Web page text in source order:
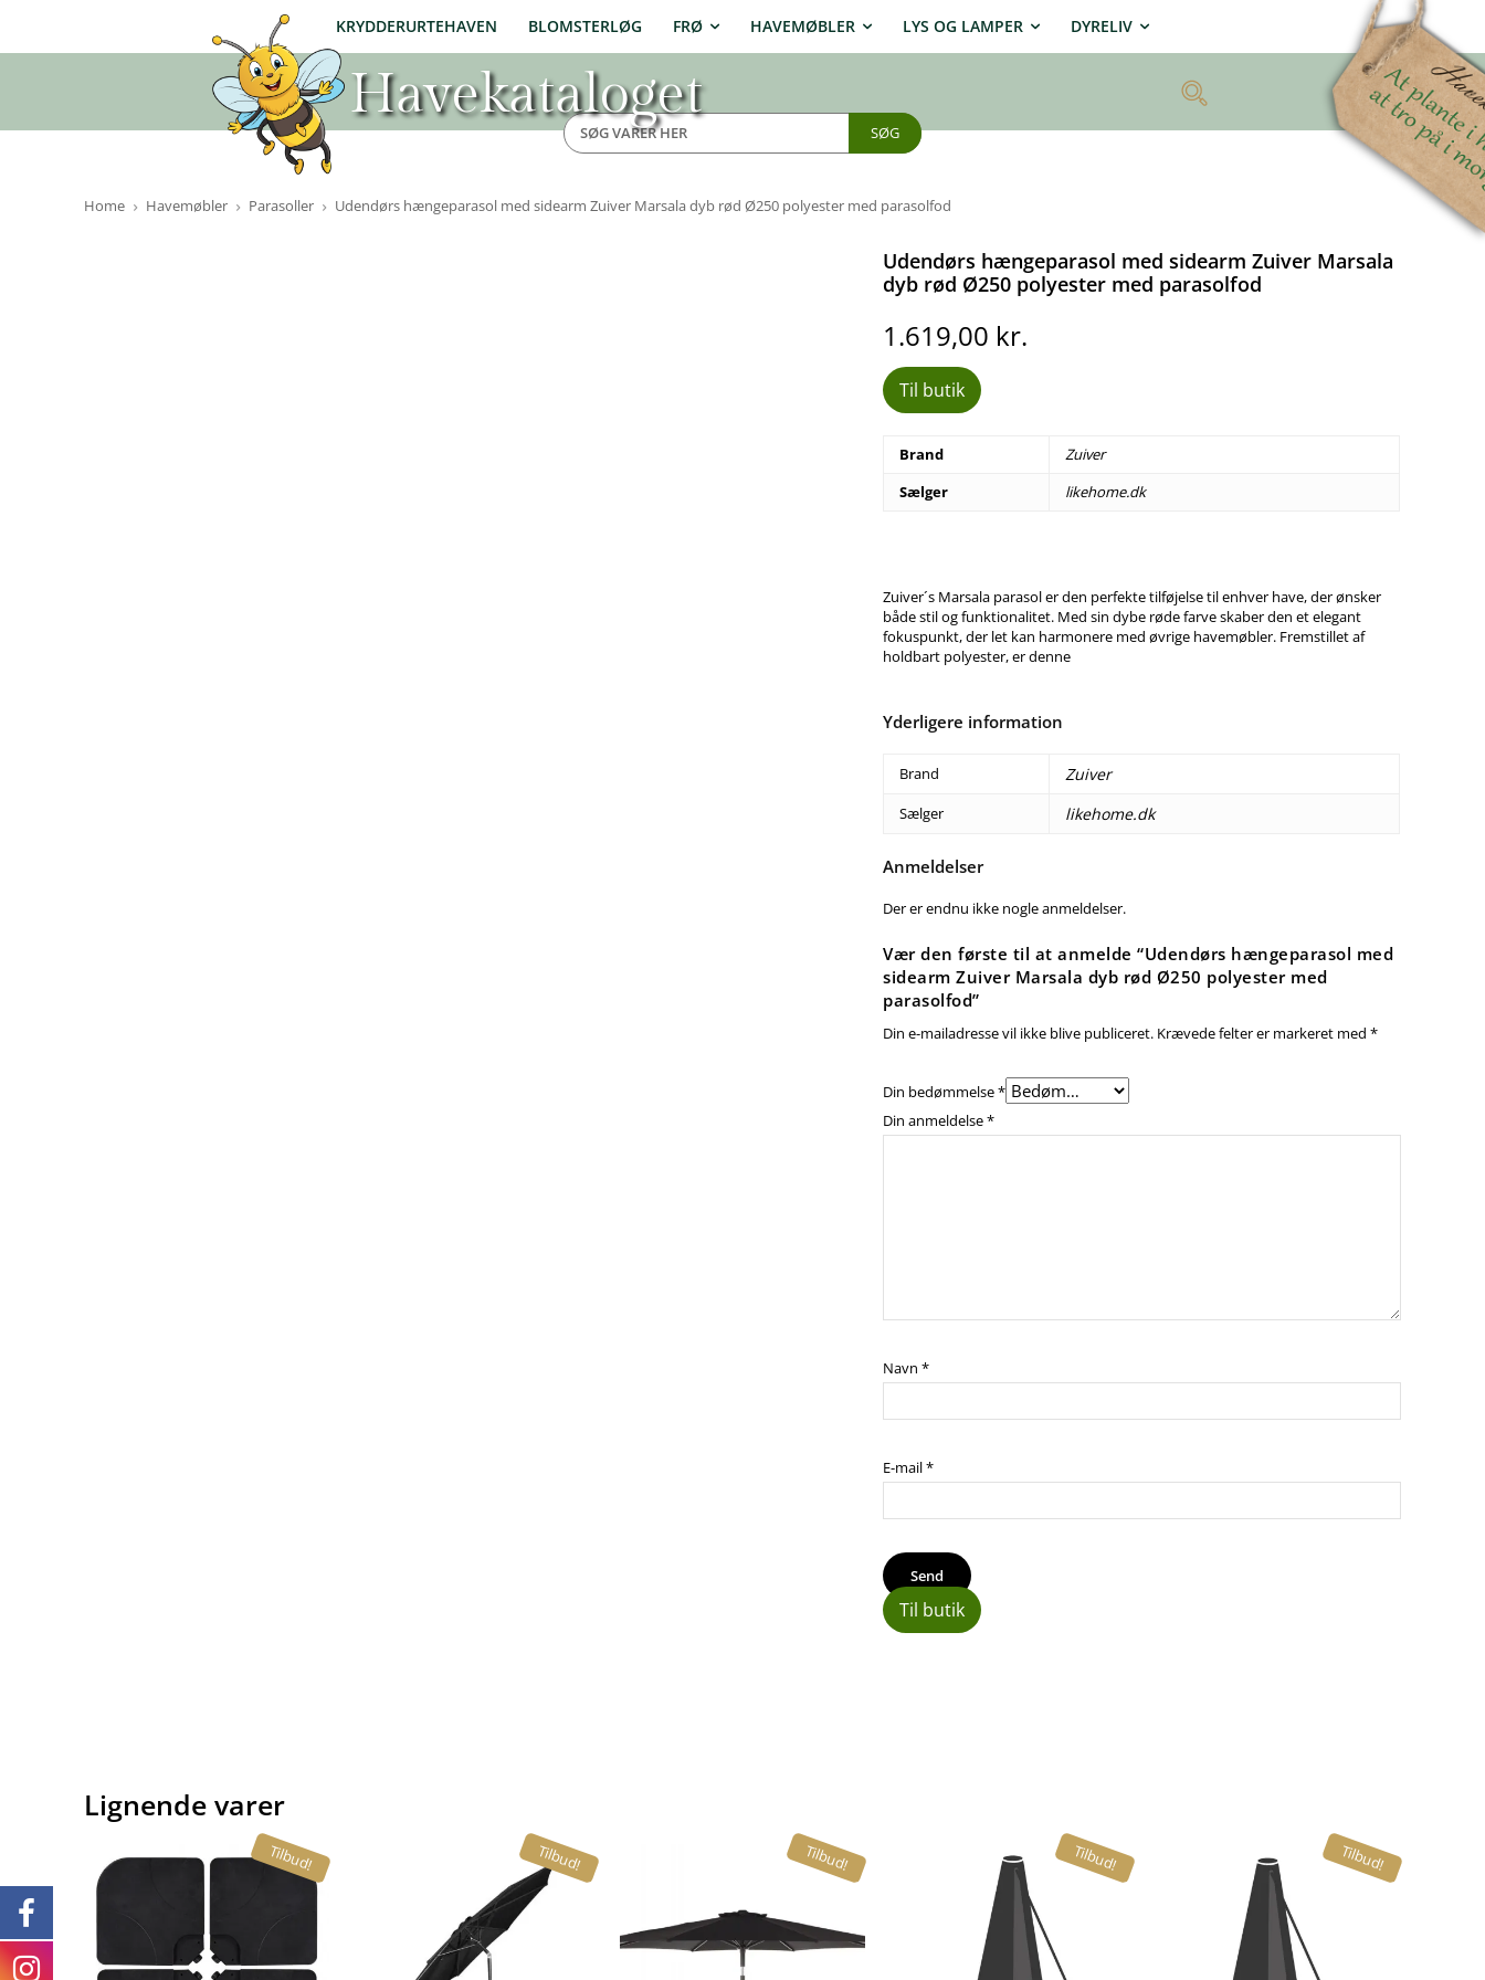
KRYDDERURTEHAVEN BLOMSTERLØG FRØ HAVEMØBLER LYS OG LAMPER DYRELIV
Havekataloget
SØG
Home Havemøbler Parasoller Udendørs hængeparasol med sidearm Zuiver Marsala dyb rød Ø250 polyester med parasolfod
Udendørs hængeparasol med sidearm Zuiver Marsala
dyb rød Ø250 polyester med parasolfod
1.619,00 kr.
Til butik
Brand
Zuiver
Sælger
likehome.dk
Zuiver´s Marsala parasol er den perfekte tilføjelse til enhver have, der ønsker
både stil og funktionalitet. Med sin dybe røde farve skaber den et elegant
fokuspunkt, der let kan harmonere med øvrige havemøbler. Fremstillet af
holdbart polyester, er denne
Yderligere information
Brand Zuiver
Sælger likehome.dk
Anmeldelser
Der er endnu ikke nogle anmeldelser.
Vær den første til at anmelde “Udendørs hængeparasol med
sidearm Zuiver Marsala dyb rød Ø250 polyester med
parasolfod”
Din e-mailadresse vil ikke blive publiceret. Krævede felter er markeret med*
Din bedømmelse*
Din anmeldelse*
Navn*
E-mail*
Til butik
Lignende varer
Tilbud! Tilbud! Tilbud! Tilbud! Tilbud!